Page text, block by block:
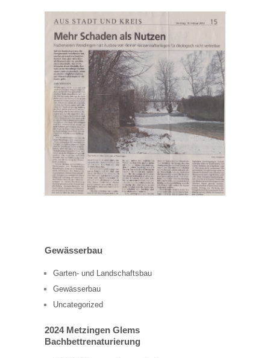
Gewässerbau
Garten- und Landschaftsbau
Gewässerbau
Uncategorized
2024 Metzingen Glems
Bachbettrenaturierung